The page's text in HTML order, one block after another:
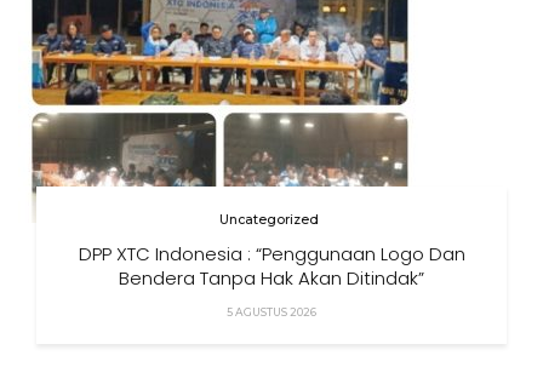
Uncategorized
DPP XTC Indonesia : “Penggunaan Logo Dan
Bendera Tanpa Hak Akan Ditindak”
5 AGUSTUS 2026